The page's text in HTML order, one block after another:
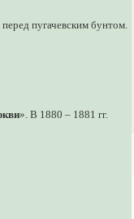
пугачевским бунтом.
». В 1880 – 1881 гг.